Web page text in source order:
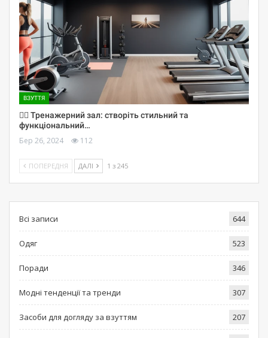
ВЗУТТЯ
🏋️‍♀️ Тренажерний зал: створіть стильний та
функціональний…
Бер 26, 2024 112
ПОПЕРЕДНЯ ДАЛІ 1 з 245
Всі записи 644
Одяг 523
Поради 346
Модні тенденції та тренди 307
Засоби для догляду за взуттям 207